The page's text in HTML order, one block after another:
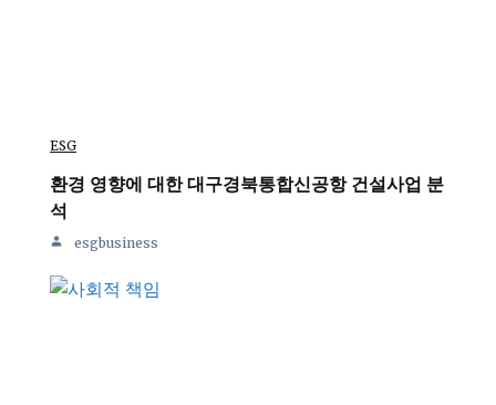
ESG
환경 영향에 대한 대구경북통합신공항 건설사업 분
석
esgbusiness